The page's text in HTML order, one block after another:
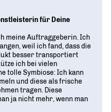
für Deine
meine Auftraggeberin. Ich
weil ich fand, dass die
besser transportiert
ich bei vielen
tolle Symbiose: Ich kann
und diese als frische
tragen. Diese
ja nicht mehr, wenn man